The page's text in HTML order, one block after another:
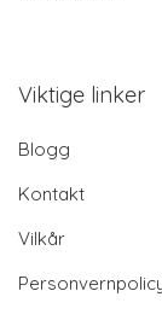
Viktige linker
Blogg
Kontakt
Vilkår